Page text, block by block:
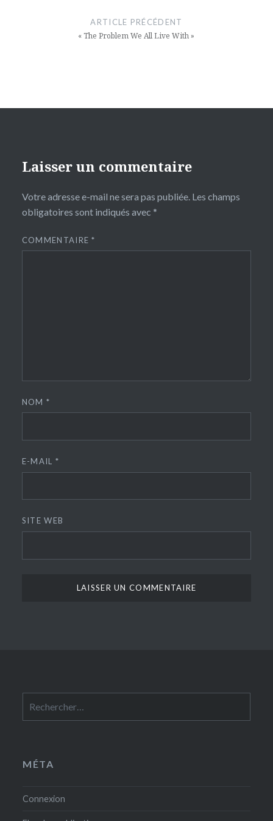
ARTICLE PRÉCÉDENT
« The Problem We All Live With »
Laisser un commentaire
Votre adresse e-mail ne sera pas publiée. Les champs
obligatoires sont indiqués avec *
COMMENTAIRE*
NOM*
E-MAIL *
SITE WEB
MÉTA
Connexion